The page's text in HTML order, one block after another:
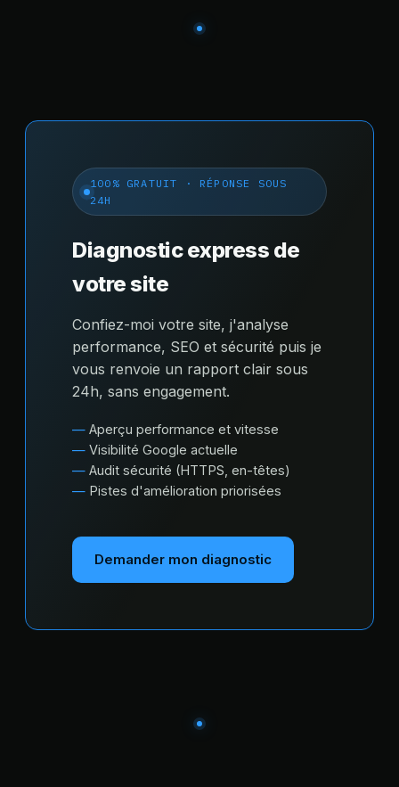
100% GRATUIT · RÉPONSE SOUS
24H
Diagnostic express de
votre site
Confiez-moi votre site, j'analyse
performance, SEO et sécurité puis je
vous renvoie un rapport clair sous
24h, sans engagement.
Aperçu performance et vitesse
Visibilité Google actuelle
Audit sécurité (HTTPS, en-têtes)
Pistes d'amélioration priorisées
Demander mon diagnostic